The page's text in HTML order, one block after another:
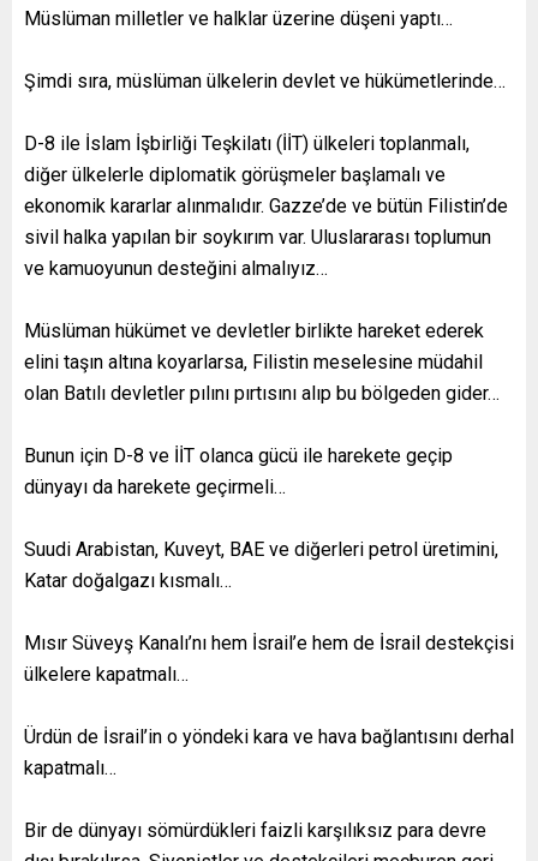
Müslüman milletler ve halklar üzerine düşeni yaptı…
Şimdi sıra, müslüman ülkelerin devlet ve hükümetlerinde…
D-8 ile İslam İşbirliği Teşkilatı (İİT) ülkeleri toplanmalı,
diğer ülkelerle diplomatik görüşmeler başlamalı ve
ekonomik kararlar alınmalıdır. Gazze’de ve bütün Filistin’de
sivil halka yapılan bir soykırım var. Uluslararası toplumun
ve kamuoyunun desteğini almalıyız…
Müslüman hükümet ve devletler birlikte hareket ederek
elini taşın altına koyarlarsa, Filistin meselesine müdahil
olan Batılı devletler pılını pırtısını alıp bu bölgeden gider…
Bunun için D-8 ve İİT olanca gücü ile harekete geçip
dünyayı da harekete geçirmeli…
Suudi Arabistan, Kuveyt, BAE ve diğerleri petrol üretimini,
Katar doğalgazı kısmalı…
Mısır Süveyş Kanalı’nı hem İsrail’e hem de İsrail destekçisi
ülkelere kapatmalı…
Ürdün de İsrail’in o yöndeki kara ve hava bağlantısını derhal
kapatmalı…
Bir de dünyayı sömürdükleri faizli karşılıksız para devre